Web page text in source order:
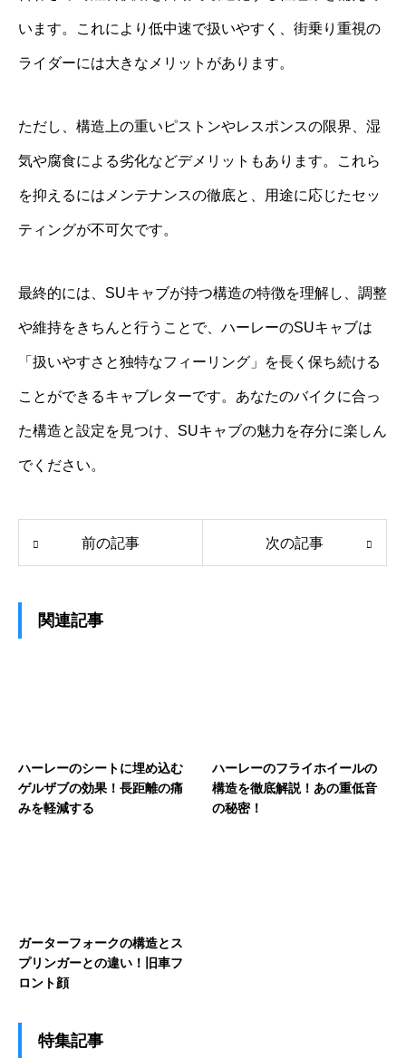
います。これにより低中速で扱いやすく、街乗り重視の
ライダーには大きなメリットがあります。
ただし、構造上の重いピストンやレスポンスの限界、湿
気や腐食による劣化などデメリットもあります。これら
を抑えるにはメンテナンスの徹底と、用途に応じたセッ
ティングが不可欠です。
最終的には、SUキャブが持つ構造の特徴を理解し、調整
や維持をきちんと行うことで、ハーレーのSUキャブは
「扱いやすさと独特なフィーリング」を長く保ち続ける
ことができるキャブレターです。あなたのバイクに合っ
た構造と設定を見つけ、SUキャブの魅力を存分に楽しん
でください。
前の記事 次の記事
関連記事
ハーレーのシートに埋め込む
ゲルザブの効果！長距離の痛
みを軽減する
ハーレーのフライホイールの
構造を徹底解説！あの重低音
の秘密！
ガーターフォークの構造とス
プリンガーとの違い！旧車フ
ロント顔
特集記事